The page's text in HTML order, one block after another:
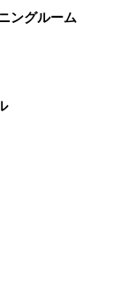
ングルーム